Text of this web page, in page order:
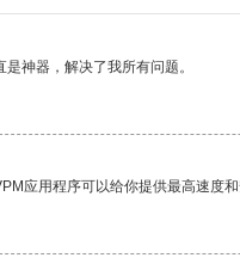
是神器，解决了我所有问题。
应用程序可以给你提供最高速度